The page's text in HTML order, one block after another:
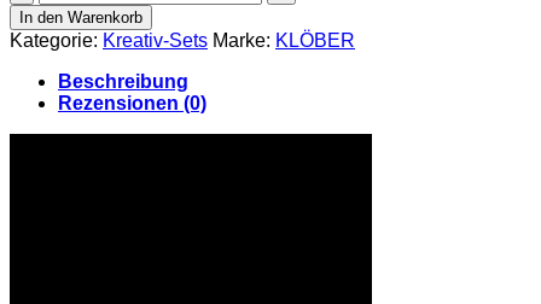
Menge
In den Warenkorb
Kategorie: Kreativ-Sets Marke: KLÖBER
Beschreibung
Rezensionen (0)